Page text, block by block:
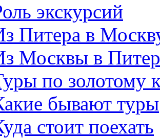
экскурсий
Питера в
Москвы в Питер
по золотому
бывают туры
стоит поехать